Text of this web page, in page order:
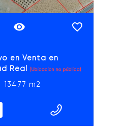
en Venta en
Real
(Ubicación no pública)
13477 m2